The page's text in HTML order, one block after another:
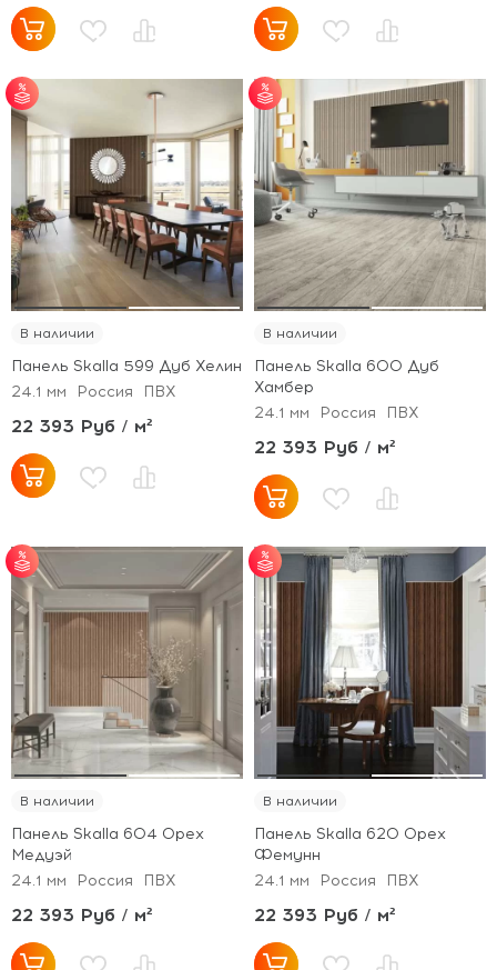
от 30 м² - скидка 5%;
от 50 м² - скидка 7%;
от 100 м² - скидка
10%.
В наличии
Панель Skalla 599 Дуб Хелин
24.1 мм
Россия ПВХ
22 393 Руб / м²
от 30 м² - скидка 5%;
от 50 м² - скидка 7%;
от 100 м² - скидка
10%.
В наличии
Панель Skalla 600 Дуб
Хамбер
24.1 мм
Россия ПВХ
22 393 Руб / м²
от 30 м² - скидка 5%;
от 50 м² - скидка 7%;
от 100 м² - скидка
В наличии
Панель Skalla 604 Орех
Медуэй
24.1 мм
Россия ПВХ
22 393 Руб / м²
от 30 м² - скидка 5%;
от 50 м² - скидка 7%;
от 100 м² - скидка
В наличии
Панель Skalla 620 Орех
Фемунн
24.1 мм
Россия ПВХ
22 393 Руб / м²